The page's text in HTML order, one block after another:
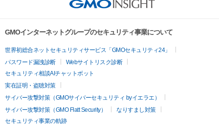
GMOインターネットグループのセキュリティ事業について
世界初総合ネットセキュリティサービス「GMOセキュリティ24」
パスワード漏洩診断
Webサイトリスク診断
セキュリティ相談AIチャットボット
実在証明・盗聴対策
サイバー攻撃対策（GMOサイバーセキュリティ byイエラエ）
サイバー攻撃対策（GMO Flatt Security）
なりすまし対策
セキュリティ事業の軌跡